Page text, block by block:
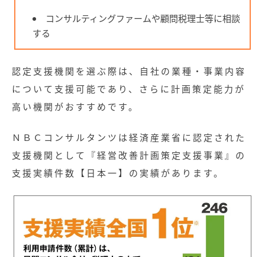
コンサルティングファームや顧問税理士等に相談
する
認定支援機関を選ぶ際は、自社の業種・事業内容
について支援可能であり、さらに計画策定能力が
高い機関がおすすめです。
ＮＢＣコンサルタンツは経済産業省に認定された
支援機関として『経営改善計画策定支援事業』の
支援実績件数【日本一】の実績があります。